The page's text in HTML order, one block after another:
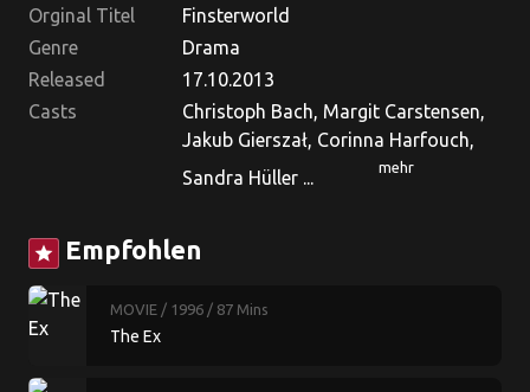
Orginal Titel
Finsterworld
Genre
Drama
Released
17.10.2013
Casts
Christoph Bach, Margit Carstensen,
Jakub Gierszał, Corinna Harfouch,
Sandra Hüller ...
mehr
star Empfohlen
MOVIE / 1996 / 87 Mins
The Ex